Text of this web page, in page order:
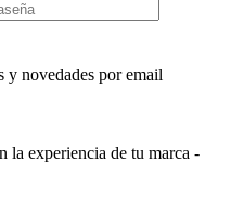
y novedades por email